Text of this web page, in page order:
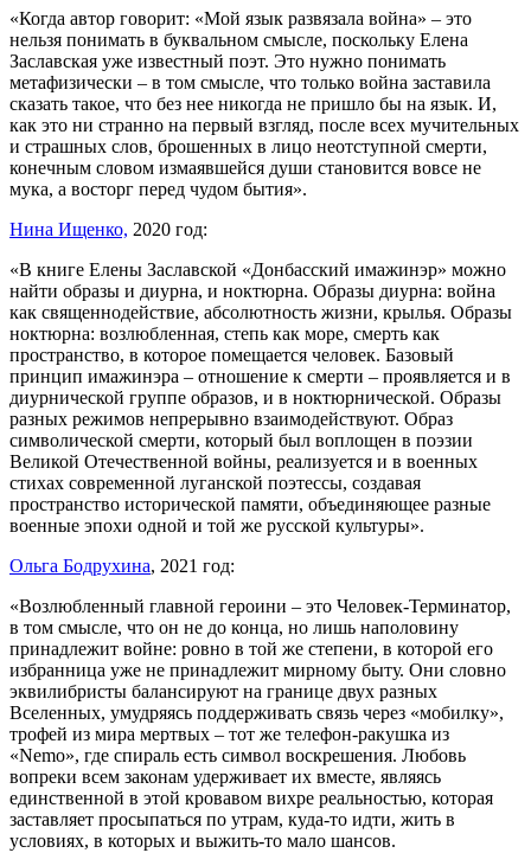
«Когда автор говорит: «Мой язык развязала война» – это
нельзя понимать в буквальном смысле, поскольку Елена
Заславская уже известный поэт. Это нужно понимать
метафизически – в том смысле, что только война заставила
сказать такое, что без нее никогда не пришло бы на язык. И,
как это ни странно на первый взгляд, после всех мучительных
и страшных слов, брошенных в лицо неотступной смерти,
конечным словом измаявшейся души становится вовсе не
мука, а восторг перед чудом бытия».
Нина Ищенко, 2020 год:
«В книге Елены Заславской «Донбасский имажинэр» можно
найти образы и диурна, и ноктюрна. Образы диурна: война
как священнодействие, абсолютность жизни, крылья. Образы
ноктюрна: возлюбленная, степь как море, смерть как
пространство, в которое помещается человек. Базовый
принцип имажинэра – отношение к смерти – проявляется и в
диурнической группе образов, и в ноктюрнической. Образы
разных режимов непрерывно взаимодействуют. Образ
символической смерти, который был воплощен в поэзии
Великой Отечественной войны, реализуется и в военных
стихах современной луганской поэтессы, создавая
пространство исторической памяти, объединяющее разные
военные эпохи одной и той же русской культуры».
Ольга Бодрухина, 2021 год:
«Возлюбленный главной героини – это Человек-Терминатор,
в том смысле, что он не до конца, но лишь наполовину
принадлежит войне: ровно в той же степени, в которой его
избранница уже не принадлежит мирному быту. Они словно
эквилибристы балансируют на границе двух разных
Вселенных, умудряясь поддерживать связь через «мобилку»,
трофей из мира мертвых – тот же телефон-ракушка из
«Nemo», где спираль есть символ воскрешения. Любовь
вопреки всем законам удерживает их вместе, являясь
единственной в этой кровавом вихре реальностью, которая
заставляет просыпаться по утрам, куда-то идти, жить в
условиях, в которых и выжить-то мало шансов.